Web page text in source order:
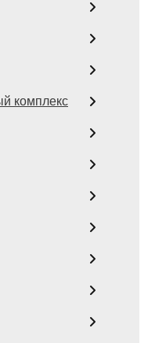
комплекс